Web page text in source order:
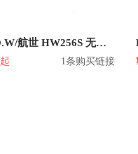
B.O.W/航世 HW256S 无线2.4G 键鼠套装
起 1条购买链接